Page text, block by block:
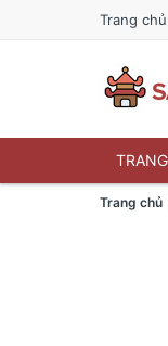
Trang chủ
Trang chủ